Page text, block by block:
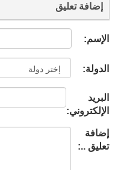
إضافة تعليق
الإسم:
الدولة:
البريد
الإلكتروني:
إضافة
تعليق ..: